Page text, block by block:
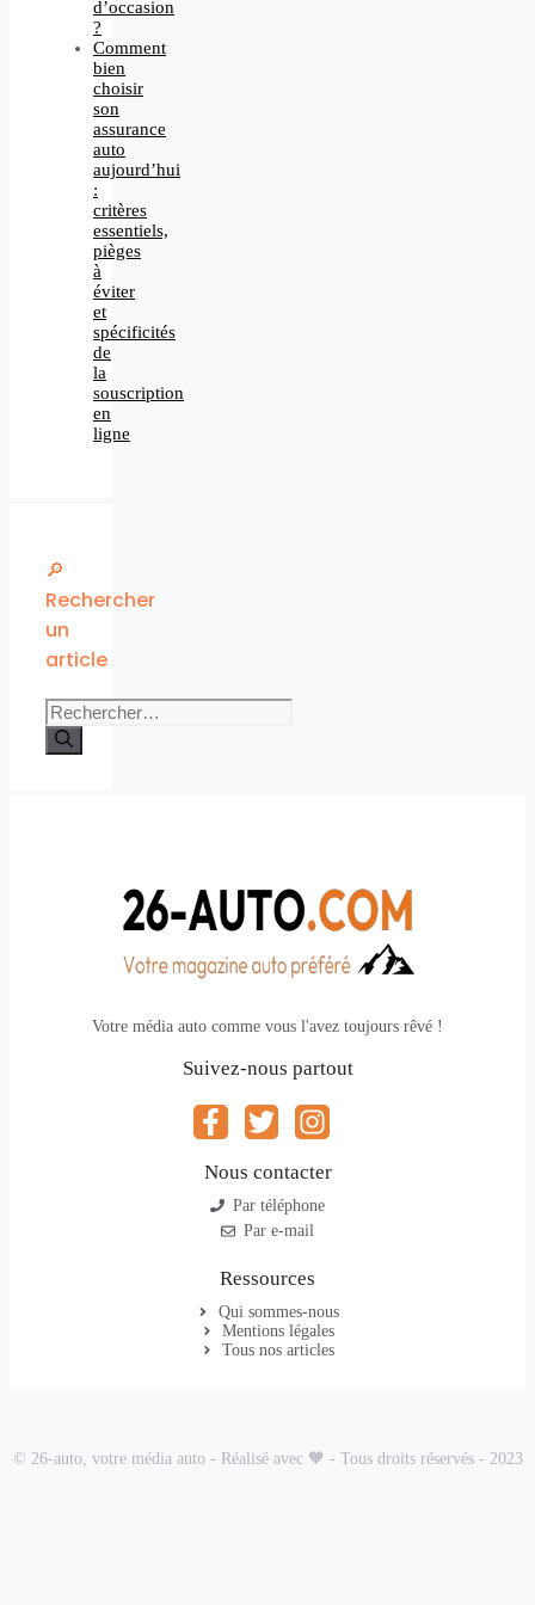
d’occasion
?
Comment
bien
choisir
son
assurance
auto
aujourd’hui
:
critères
essentiels,
pièges
à
éviter
et
spécificités
de
la
souscription
en
ligne
🔎
Rechercher
un
article
Rechercher :
Votre média auto comme vous l'avez toujours rêvé !
Suivez-nous partout
Nous contacter
Par téléphone
Par e-mail
Ressources
Qui sommes-nous
Mentions légales
Tous nos articles
© 26-auto, votre média auto - Réalisé avec 🧡 - Tous droits réservés - 2023